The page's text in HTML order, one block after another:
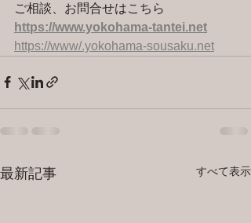
ご相談、お問合せはこちら
https://www.yokohama-tantei.net
https://www/.yokohama-sousaku.net
最新記事 すべて表示